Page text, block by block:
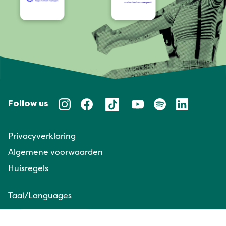
Follow us
Privacyverklaring
Algemene voorwaarden
Huisregels
Taal/Languages